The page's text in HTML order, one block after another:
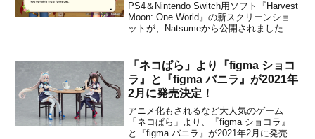
PS4＆Nintendo Switch用ソフト『Harvest
Moon: One World』の新スクリーンショ
ットが、Natsumeから公開されました。
#HarvestMoon: One Wor...
「ネコぱら」より『figma ショコ
ラ』と『figma バニラ』が2021年
2月に発売決定！
アニメ化もされるなど大人気のゲーム
「ネコぱら」より、『figma ショコラ』
と『figma バニラ』が2021年2月に発売さ